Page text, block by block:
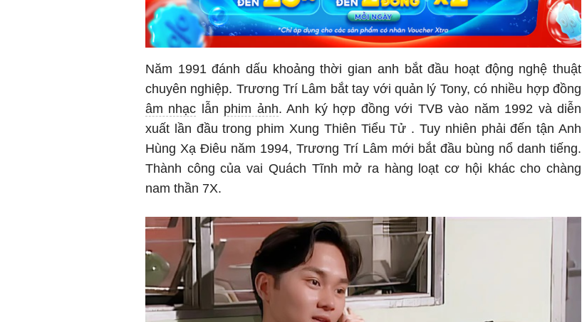
Năm 1991 đánh dấu khoảng thời gian anh bắt đầu hoạt động nghệ thuật
chuyên nghiệp. Trương Trí Lâm bắt tay với quản lý Tony, có nhiều hợp đồng
âm nhạc lẫn phim ảnh. Anh ký hợp đồng với TVB vào năm 1992 và diễn
xuất lần đầu trong phim Xung Thiên Tiểu Tử . Tuy nhiên phải đến tận Anh
Hùng Xạ Điêu năm 1994, Trương Trí Lâm mới bắt đầu bùng nổ danh tiếng.
Thành công của vai Quách Tĩnh mở ra hàng loạt cơ hội khác cho chàng
nam thần 7X.